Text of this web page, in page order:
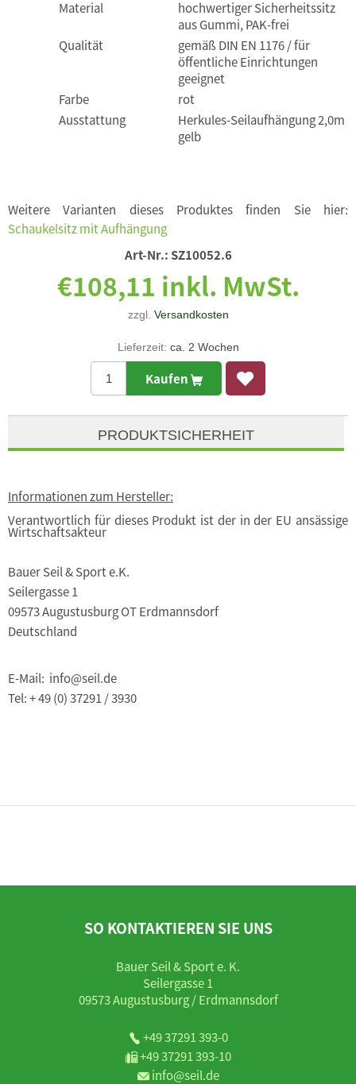
Material
hochwertiger Sicherheitssitz
aus Gummi, PAK-frei
Qualität
gemäß DIN EN 1176 / für
öffentliche Einrichtungen
geeignet
Farbe
rot
Ausstattung
Herkules-Seilaufhängung 2,0m
gelb
Weitere Varianten dieses Produktes finden Sie hier:
Schaukelsitz mit Aufhängung
Art-Nr.: SZ10052.6
€108,11 inkl. MwSt.
zzgl. Versandkosten
Lieferzeit: ca. 2 Wochen
Kaufen
PRODUKTSICHERHEIT
Informationen zum Hersteller:
Verantwortlich für dieses Produkt ist der in der EU ansässige
Wirtschaftsakteur
Bauer Seil & Sport e.K.
Seilergasse 1
09573 Augustusburg OT Erdmannsdorf
Deutschland
E-Mail: info@seil.de
Tel: + 49 (0) 37291 / 3930
SO KONTAKTIEREN SIE UNS
Bauer Seil & Sport e. K.
Seilergasse 1
09573 Augustusburg / Erdmannsdorf
+49 37291 393-0
+49 37291 393-10
info@seil.de